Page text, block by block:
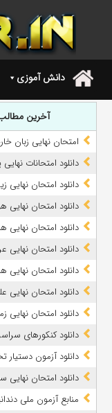
. دانش آموزی
آخرین
امتحان نهایی زبان خارجی 2 پایه یازدهم تیر و مرداد
دانلود امتحانات نهایی
دانلود امتحان نهایی زیست شناسی 2
دانلود امتحان نهایی
دانلود امتحان نهایی هندسه 2 پایه یازدهم
دانلود امتحان نهایی عربی 3 پایه دوازدهم تیر
دانلود امتحان نهایی هندسه 3 پایه
دانلود امتحان نهایی علوم و فنون
دانلود امتحان نهایی
دانلود کنکورهای سراسری
دانلود آزمون دستیار تخصصی
دانلود امتحان نهایی
ﻣﻨﺎﺑﻊ آزﻣﻮن ﻣﻠﯽ دندانپزشکی سال